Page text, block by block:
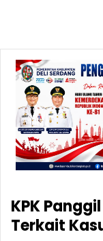
KPK
Terkait